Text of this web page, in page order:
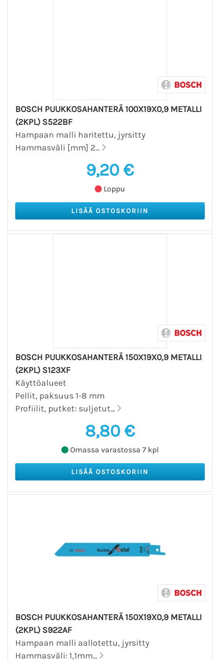
BOSCH PUUKKOSAHANTERÄ 100X19X0,9 METALLI
(2KPL) S522BF
Hampaan malli haritettu, jyrsitty
Hammasväli [mm] 2...
9,20 €
Loppu
BOSCH PUUKKOSAHANTERÄ 150X19X0,9 METALLI
(2KPL) S123XF
Käyttöalueet
Pellit, paksuus 1-8 mm
Profiilit, putket: suljetut...
8,80 €
Omassa varastossa 7 kpl
BOSCH PUUKKOSAHANTERÄ 150X19X0,9 METALLI
(2KPL) S922AF
Hampaan malli aallotettu, jyrsitty
Hammasväli: 1,1mm...